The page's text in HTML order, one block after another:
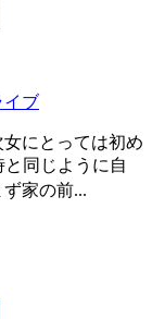
イブ
にとっては初め
同じように自
家の前...